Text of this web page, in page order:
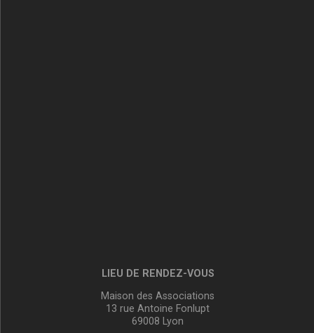
LIEU DE RENDEZ-VOUS
Maison des Associations
13 rue Antoine Fonlupt
69008 Lyon